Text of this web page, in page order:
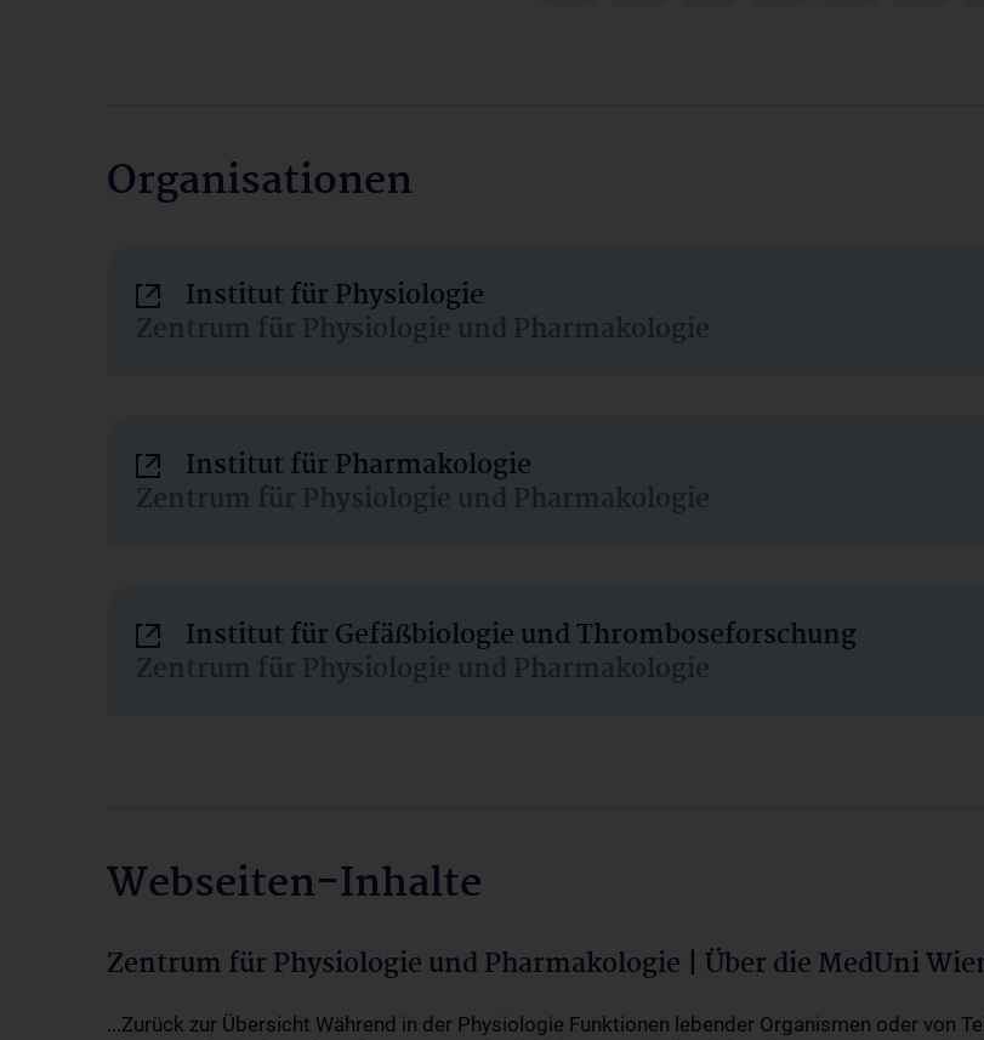
Organisationen
Institut für Physiologie
Zentrum für Physiologie und Pharmakologie
Institut für Pharmakologie
Zentrum für Physiologie und Pharmakologie
Institut für Gefäßbiologie und Thromboseforschung
Zentrum für Physiologie und Pharmakologie
Webseiten-Inhalte
Zentrum für Physiologie und Pharmakologie | Über die MedUni
...Zurück zur Übersicht Während in der Physiologie Funktionen lebender Organismen oder von